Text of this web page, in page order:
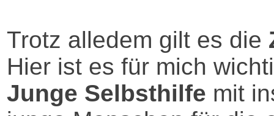
Trotz alledem gilt es die
Hier ist es für mich
Junge Selbsthilfe mit